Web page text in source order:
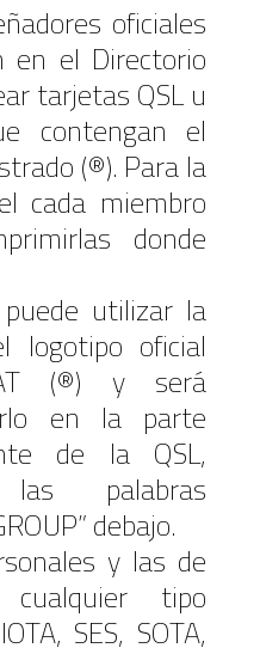
oficiales
en el Directorio
tarjetas QSL u
contengan el
(®). Para la
cada miembro
donde
utilizar la
logotipo oficial
(®) y será
en la parte
de la QSL,
palabras
debajo.
y las de
cualquier tipo
SES, SOTA,